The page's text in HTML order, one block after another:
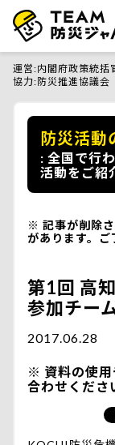
運営 内閣府政策統括
協力 防災推進協議会
防災活動
全国で行
活動をご紹
記事が削除
があります。ご
第1回 高
参加チー
2017.06.28
資料の使
合わせくださ